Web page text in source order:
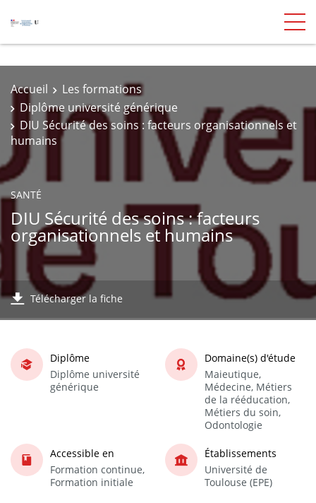
Accueil
Les formations
Diplôme université générique
DIU Sécurité des soins : facteurs organisationnels et
humains
SANTÉ
DIU Sécurité des soins : facteurs
organisationnels et humains
Télécharger la fiche
Diplôme
Diplôme université
générique
Domaine(s) d'étude
Maieutique,
Médecine, Métiers
de la rééducation,
Métiers du soin,
Odontologie
Accessible en
Formation continue,
Formation initiale
Établissements
Université de
Toulouse (EPE)